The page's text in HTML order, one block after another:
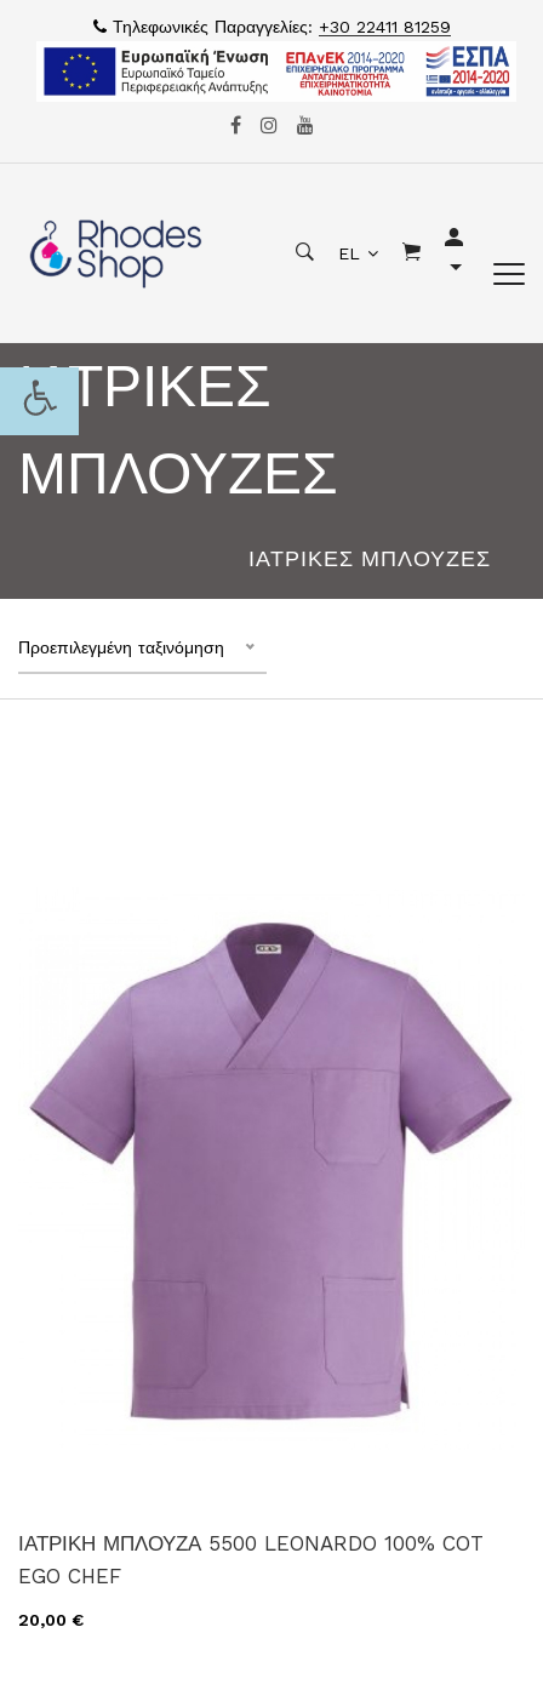
Τηλεφωνικές Παραγγελίες: +30 22411 81259
EL
ΙΑΤΡΙΚΕΣ
ΜΠΛΟΥΖΕΣ
ΙΑΤΡΙΚΕΣ ΜΠΛΟΥΖΕΣ
Προεπιλεγμένη ταξινόμηση
ΙΑΤΡΙΚΗ ΜΠΛΟΥΖΑ 5500 LEONARDO 100% COT
EGO CHEF
20,00 €